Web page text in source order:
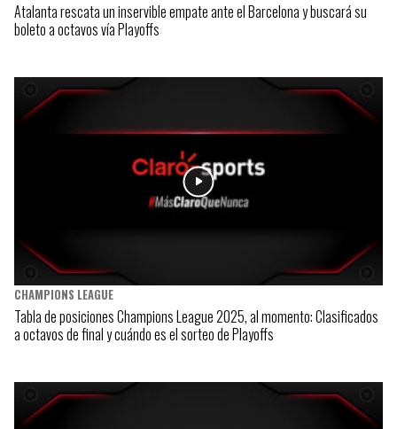
Atalanta rescata un inservible empate ante el Barcelona y buscará su
boleto a octavos vía Playoffs
CHAMPIONS LEAGUE
Tabla de posiciones Champions League 2025, al momento: Clasificados
a octavos de final y cuándo es el sorteo de Playoffs